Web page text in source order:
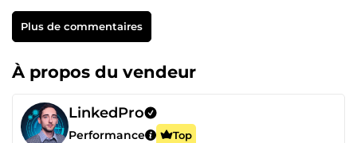
Plus de commentaires
À propos du vendeur
LinkedPro
Performance Top